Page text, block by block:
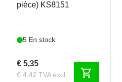
pièce) KS8151
5 En stock
€ 5,35
€ 4,42 TVA excl. shopping_cart